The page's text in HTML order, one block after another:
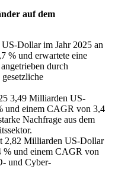
auf dem
Dollar im Jahr 2025 an
% und erwartete eine
durch
3,49 Milliarden US-
und einem CAGR von 3,4
Nachfrage aus dem
2,82 Milliarden US-Dollar
% und einem CAGR von
und Cyber-